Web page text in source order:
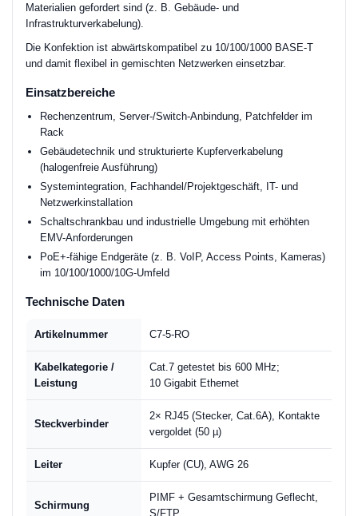
Materialien gefordert sind (z. B. Gebäude- und
Infrastrukturverkabelung).
Die Konfektion ist abwärtskompatibel zu 10/100/1000 BASE-T
und damit flexibel in gemischten Netzwerken einsetzbar.
Einsatzbereiche
Rechenzentrum, Server-/Switch-Anbindung, Patchfelder im
Rack
Gebäudetechnik und strukturierte Kupferverkabelung
(halogenfreie Ausführung)
Systemintegration, Fachhandel/Projektgeschäft, IT- und
Netzwerkinstallation
Schaltschrankbau und industrielle Umgebung mit erhöhten
EMV-Anforderungen
PoE+-fähige Endgeräte (z. B. VoIP, Access Points, Kameras)
im 10/100/1000/10G-Umfeld
Technische Daten
Artikelnummer C7-5-RO
Kabelkategorie /
Leistung
Cat.7 getestet bis 600 MHz;
10 Gigabit Ethernet
Steckverbinder
2× RJ45 (Stecker, Cat.6A), Kontakte
vergoldet (50 µ)
Leiter Kupfer (CU), AWG 26
Schirmung
PIMF + Gesamtschirmung Geflecht,
S/FTP